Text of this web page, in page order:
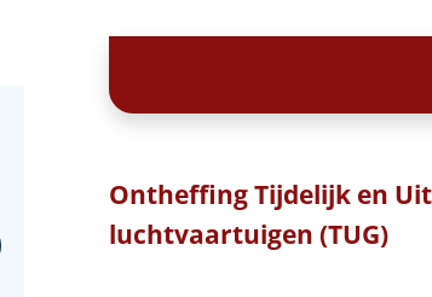
Ontheffing Tijdelijk en
luchtvaartuigen (TUG)